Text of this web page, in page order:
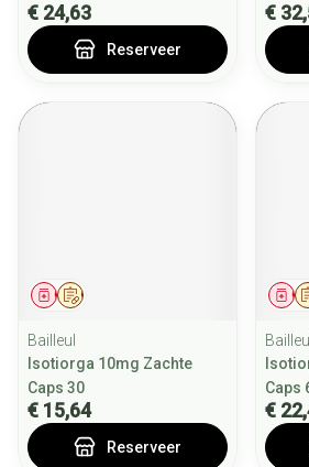
€ 24,63
Reserveer
€
Op voorschrift
Geneesmiddel
Bailleul
Isotiorga 10mg Zachte
Caps 30
€ 15,64
Reserveer
Bailleul
Caps
€